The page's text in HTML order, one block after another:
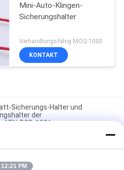
Mini-Auto-Klingen-
Sicherungshalter
Verhandlungsfähig MOQ:1000
KONTAKT
Sicherungs-Halter und
der
PCB-19G6
Messing tritt mit
in Verbindung
12:21 PM